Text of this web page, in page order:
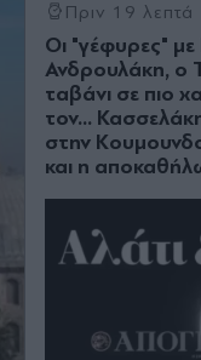
Πριν 19 λεπτά
Οι "γέφυρες"
Ανδρουλάκη, ο
ταβάνι σε πιο
τον...
στην
και η